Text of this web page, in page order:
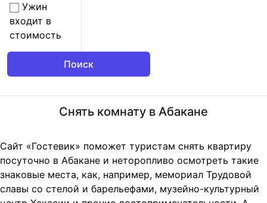
Ужин
входит в
стоимость
Снять комнату в Абакане
Сайт «Гостевик» поможет туристам снять квартиру
посуточно в Абакане и неторопливо осмотреть такие
знаковые места, как, например, мемориал Трудовой
славы со стелой и барельефами, музейно-культурный